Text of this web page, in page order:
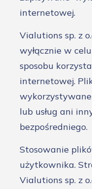
internetowej.
Vialutions sp. z
wyłącznie w
sposobu
internetowej.
lub usług ani
bezpośredniego.
Stosowanie
użytkownika.
Vialutions sp. z